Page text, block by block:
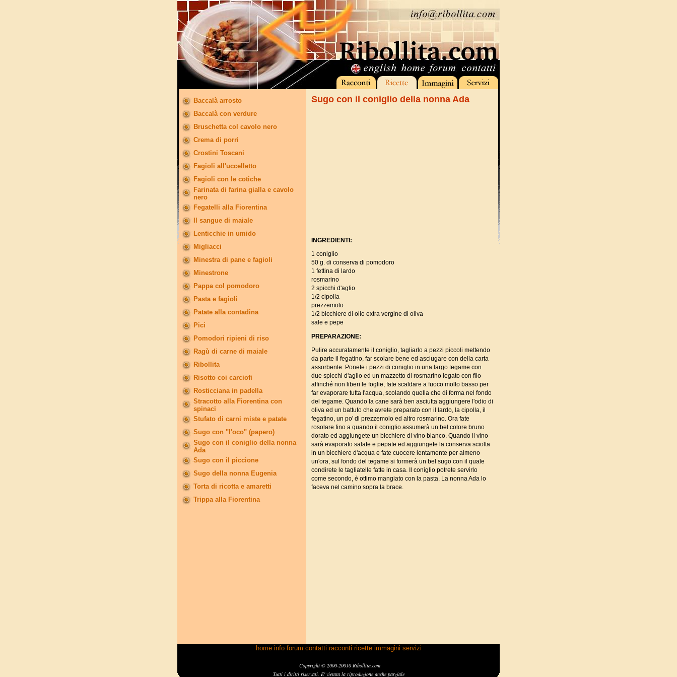
Baccalà arrosto
Baccalà con verdure
Bruschetta col cavolo nero
Crema di porri
Crostini Toscani
Fagioli all'uccelletto
Fagioli con le cotiche
Farinata di farina gialla e cavolo
nero
Fegatelli alla Fiorentina
Il sangue di maiale
Lenticchie in umido
Migliacci
Minestra di pane e fagioli
Minestrone
Pappa col pomodoro
Pasta e fagioli
Patate alla contadina
Pici
Pomodori ripieni di riso
Ragù di carne di maiale
Ribollita
Risotto coi carciofi
Rosticciana in padella
Stracotto alla Fiorentina con
spinaci
Stufato di carni miste e patate
Sugo con "l'oco" (papero)
Sugo con il coniglio della nonna
Ada
Sugo con il piccione
Sugo della nonna Eugenia
Torta di ricotta e amaretti
Trippa alla Fiorentina
Sugo con il coniglio della nonna Ada
INGREDIENTI:
1 coniglio
50 g. di conserva di pomodoro
1 fettina di lardo
rosmarino
2 spicchi d'aglio
1/2 cipolla
prezzemolo
1/2 bicchiere di olio extra vergine di oliva
sale e pepe
PREPARAZIONE:
Pulire accuratamente il coniglio, tagliarlo a pezzi piccoli mettendo
da parte il fegatino, far scolare bene ed asciugare con della carta
assorbente. Ponete i pezzi di coniglio in una largo tegame con
due spicchi d'aglio ed un mazzetto di rosmarino legato con filo
affinché non liberi le foglie, fate scaldare a fuoco molto basso per
far evaporare tutta l'acqua, scolando quella che di forma nel fondo
del tegame. Quando la cane sarà ben asciutta aggiungere l'odio di
oliva ed un battuto che avrete preparato con il lardo, la cipolla, il
fegatino, un po' di prezzemolo ed altro rosmarino. Ora fate
rosolare fino a quando il coniglio assumerà un bel colore bruno
dorato ed aggiungete un bicchiere di vino bianco. Quando il vino
sarà evaporato salate e pepate ed aggiungete la conserva sciolta
in un bicchiere d'acqua e fate cuocere lentamente per almeno
un'ora, sul fondo del tegame si formerà un bel sugo con il quale
condirete le tagliatelle fatte in casa. Il coniglio potrete servirlo
come secondo, è ottimo mangiato con la pasta. La nonna Ada lo
faceva nel camino sopra la brace.
home info forum contatti racconti ricette immagini servizi
Copyright © 2000-20010 Ribollita.com
Tutti i diritti riservati. E' vietata la riproduzione anche parziale